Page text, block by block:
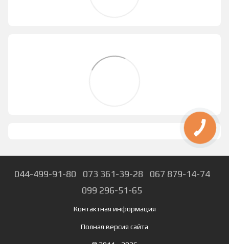
044-499-91-80 073 361-39-28
067 879-14-74
099 296-51-65
Контактная информация
Полная версия сайта